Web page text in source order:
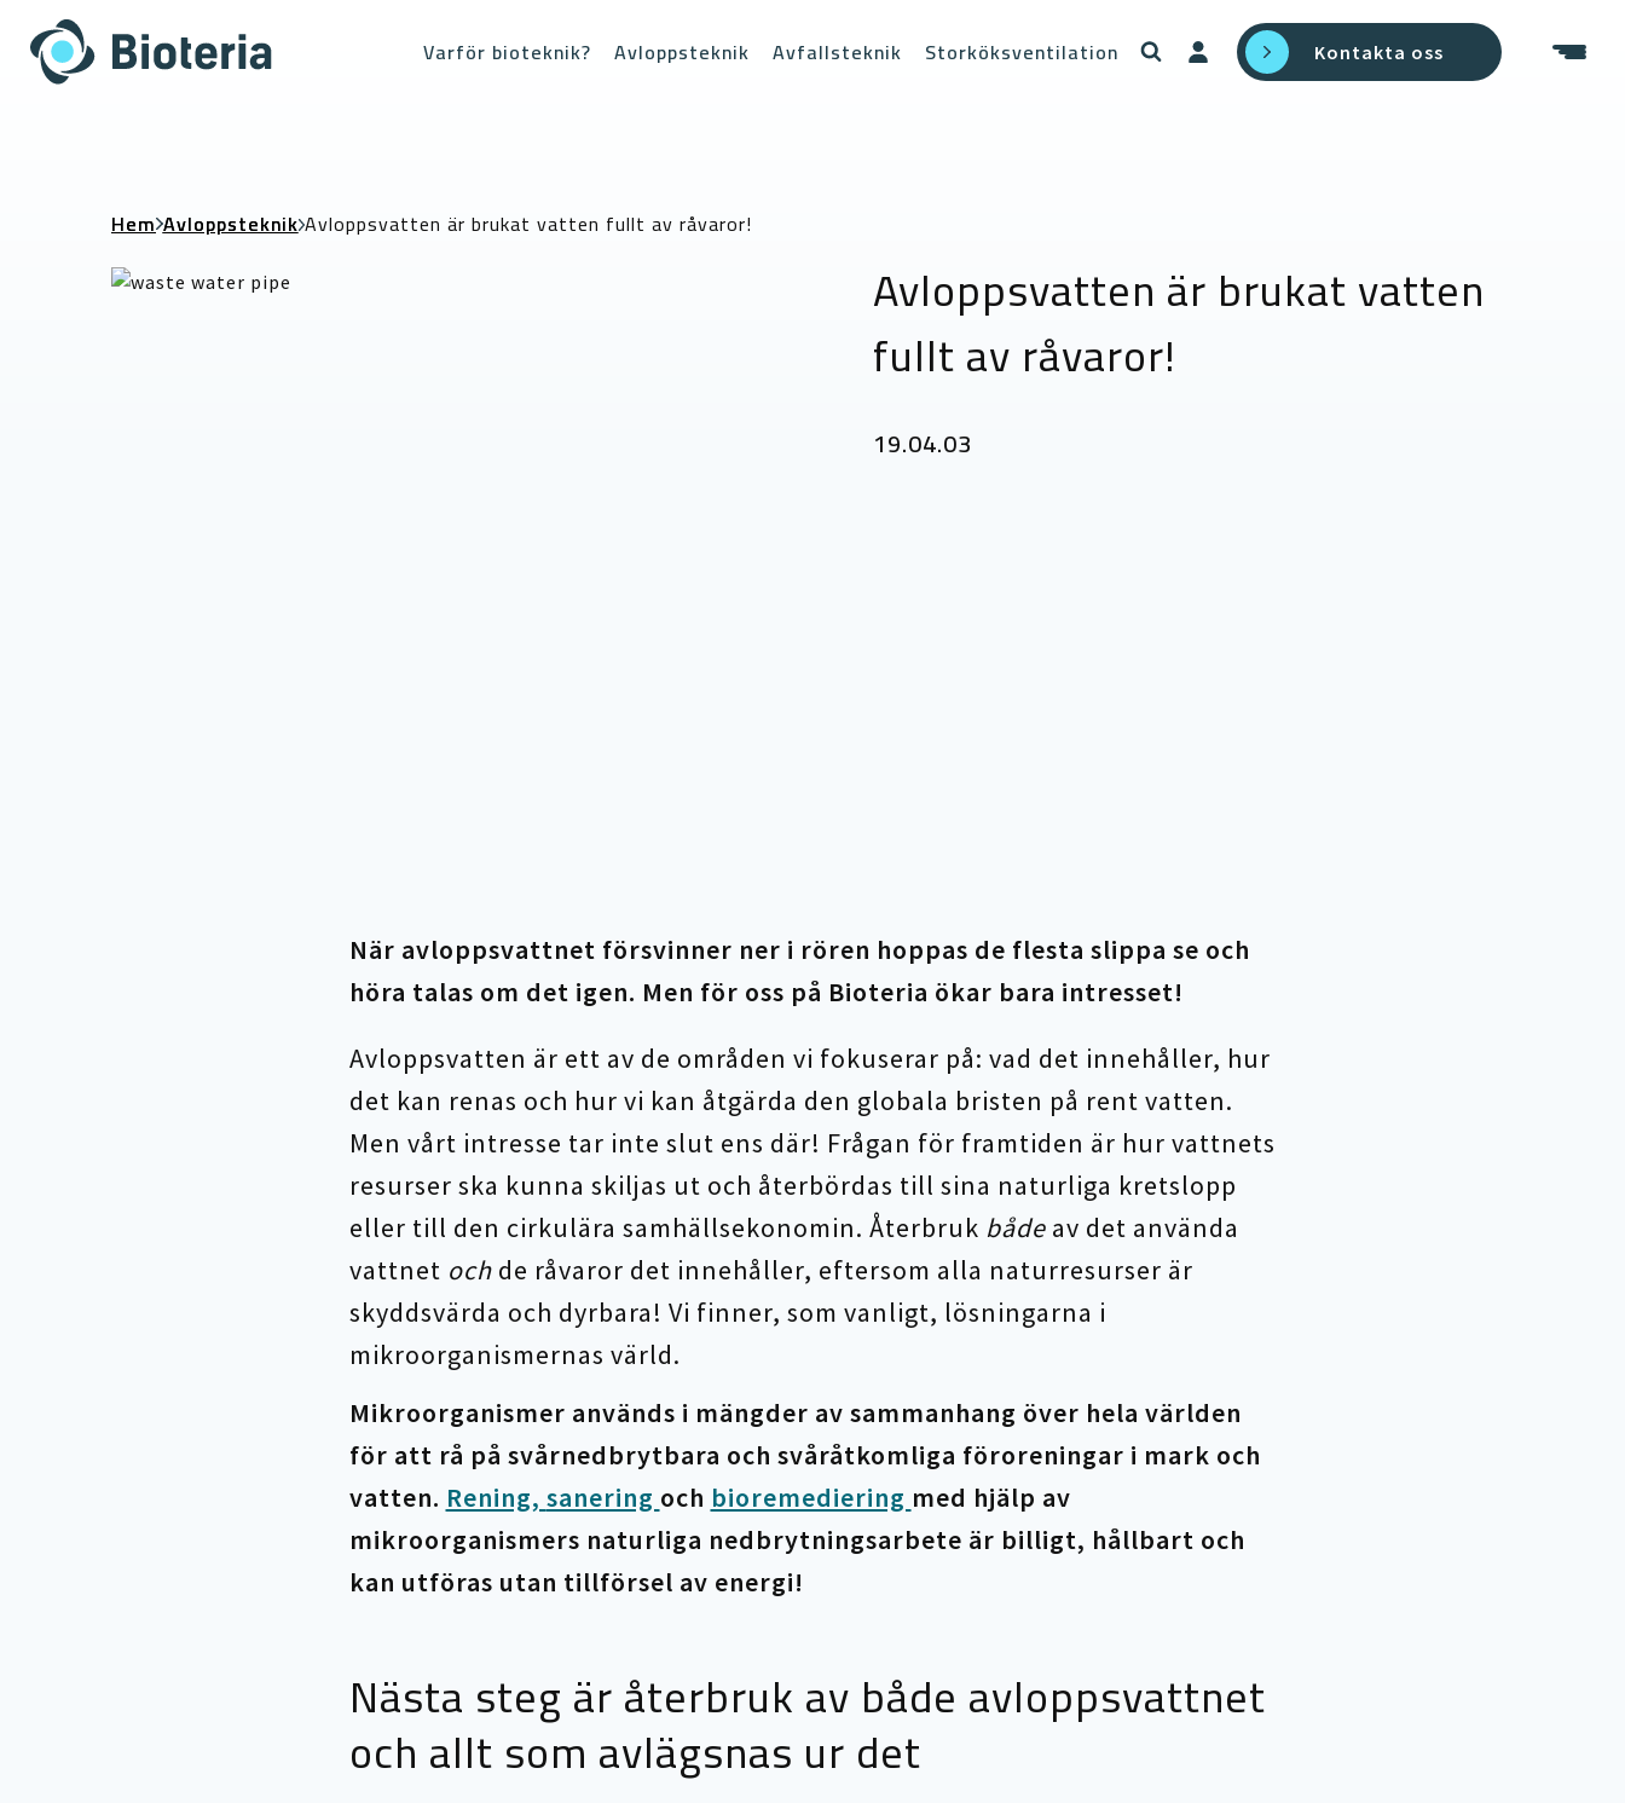
content
Varför bioteknik? Avloppsteknik Avfallsteknik Storköksventilation Kontakta oss
HemAvloppsteknikAvloppsvatten är brukat vatten fullt av råvaror!
Avloppsvatten är brukat vatten
fullt av råvaror!
19.04.03
När avloppsvattnet försvinner ner i rören hoppas de flesta slippa se och
höra talas om det igen. Men för oss på Bioteria ökar bara intresset!
Avloppsvatten är ett av de områden vi fokuserar på: vad det innehåller, hur
det kan renas och hur vi kan åtgärda den globala bristen på rent vatten.
Men vårt intresse tar inte slut ens där! Frågan för framtiden är hur vattnets
resurser ska kunna skiljas ut och återbördas till sina naturliga kretslopp
eller till den cirkulära samhällsekonomin. Återbruk bådeav det använda
vattnet ochde råvaror det innehåller, eftersom alla naturresurser är
skyddsvärda och dyrbara! Vi finner, som vanligt, lösningarna i
mikroorganismernas värld.
Mikroorganismer används i mängder av sammanhang över hela världen
för att rå på svårnedbrytbara och svåråtkomliga föroreningar i mark och
vatten. Rening, sanering och bioremediering med hjälp av
mikroorganismers naturliga nedbrytningsarbete är billigt, hållbart och
kan utföras utan tillförsel av energi!
Nästa steg är återbruk av både avloppsvattnet
och allt som avlägsnas ur det